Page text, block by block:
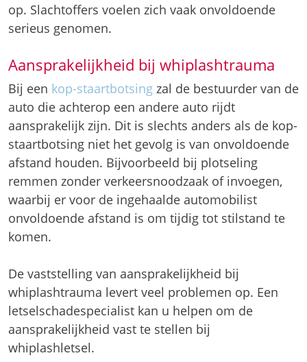
op. Slachtoffers voelen zich vaak onvoldoende
serieus genomen.
Aansprakelijkheid bij whiplashtrauma
Bij een kop-staartbotsing zal de bestuurder van de
auto die achterop een andere auto rijdt
aansprakelijk zijn. Dit is slechts anders als de kop-
staartbotsing niet het gevolg is van onvoldoende
afstand houden. Bijvoorbeeld bij plotseling
remmen zonder verkeersnoodzaak of invoegen,
waarbij er voor de ingehaalde automobilist
onvoldoende afstand is om tijdig tot stilstand te
komen.
De vaststelling van aansprakelijkheid bij
whiplashtrauma levert veel problemen op. Een
letselschadespecialist kan u helpen om de
aansprakelijkheid vast te stellen bij
whiplashletsel.